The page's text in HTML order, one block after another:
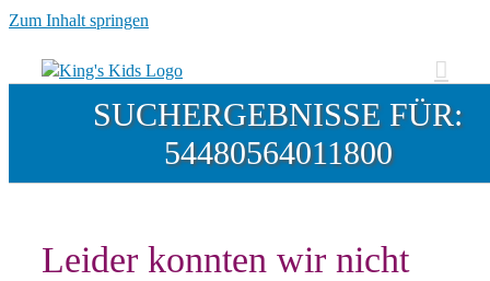
Zum Inhalt springen
SUCHERGEBNISSE FÜR:
54480564011800
Leider konnten wir nicht